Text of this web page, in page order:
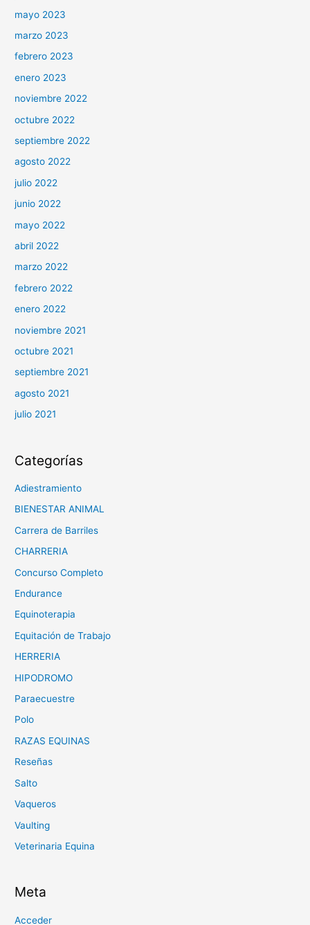
mayo 2023
marzo 2023
febrero 2023
enero 2023
noviembre 2022
octubre 2022
septiembre 2022
agosto 2022
julio 2022
junio 2022
mayo 2022
abril 2022
marzo 2022
febrero 2022
enero 2022
noviembre 2021
octubre 2021
septiembre 2021
agosto 2021
julio 2021
Categorías
Adiestramiento
BIENESTAR ANIMAL
Carrera de Barriles
CHARRERIA
Concurso Completo
Endurance
Equinoterapia
Equitación de Trabajo
HERRERIA
HIPODROMO
Paraecuestre
Polo
RAZAS EQUINAS
Reseñas
Salto
Vaqueros
Vaulting
Veterinaria Equina
Meta
Acceder